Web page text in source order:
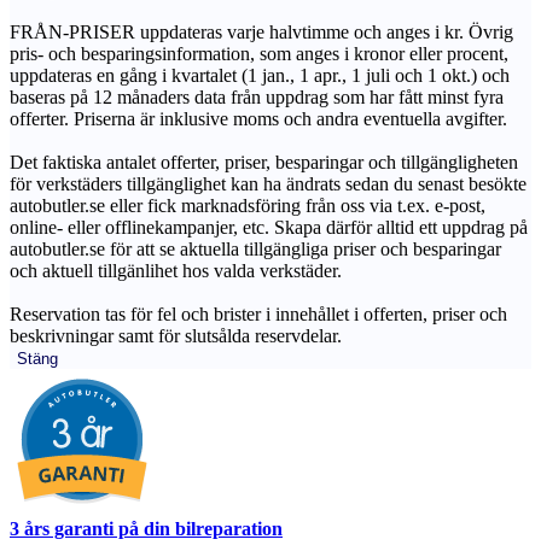
FRÅN-PRISER uppdateras varje halvtimme och anges i kr. Övrig
pris- och besparingsinformation, som anges i kronor eller procent,
uppdateras en gång i kvartalet (1 jan., 1 apr., 1 juli och 1 okt.) och
baseras på 12 månaders data från uppdrag som har fått minst fyra
offerter. Priserna är inklusive moms och andra eventuella avgifter.
Det faktiska antalet offerter, priser, besparingar och tillgängligheten
för verkstäders tillgänglighet kan ha ändrats sedan du senast besökte
autobutler.se eller fick marknadsföring från oss via t.ex. e-post,
online- eller offlinekampanjer, etc. Skapa därför alltid ett uppdrag på
autobutler.se för att se aktuella tillgängliga priser och besparingar
och aktuell tillgänlihet hos valda verkstäder.
Reservation tas för fel och brister i innehållet i offerten, priser och
beskrivningar samt för slutsålda reservdelar.
Stäng
3 års garanti på din bilreparation